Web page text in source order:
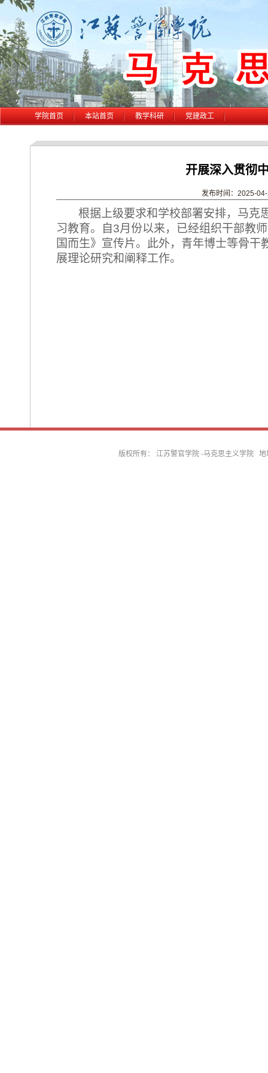
学院首页 本站首页 教学科研 党建政工
开展深入贯彻
发布时间：2025-
根据上级要求和学校部署安排，马克
习教育。自 3月份以来，已经组织干部教
国而生》宣传片。此外，青年博士等骨
展理论研究和阐释工作。
版权所有： 江苏警官学院 -马克思主义学院